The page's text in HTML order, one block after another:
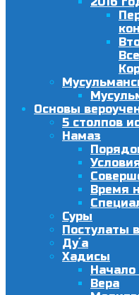
Основы
5 столпов
Намаз
Время
Суры
Постулаты
Ду´а
Хадисы
Начало
Вера